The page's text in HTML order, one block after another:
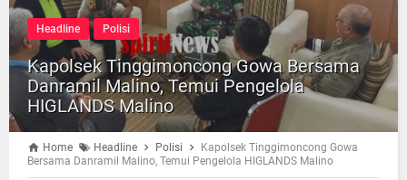
Headline Polisi
Kapolsek Tinggimoncong Gowa Bersama
Danramil Malino, Temui Pengelola
HIGLANDS Malino
Home Headline Polisi
Kapolsek Tinggimoncong Gowa
Bersama Danramil Malino, Temui Pengelola HIGLANDS Malino